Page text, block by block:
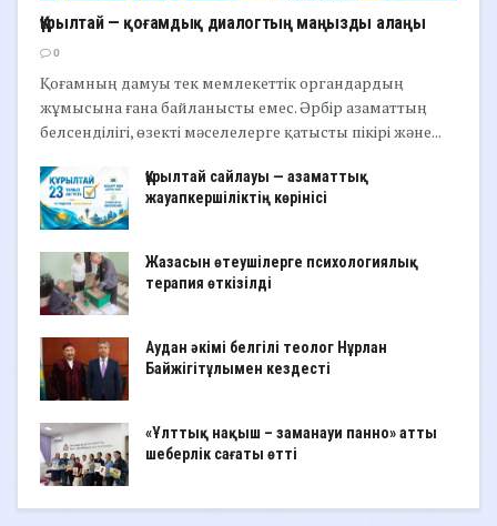
Құрылтай — қоғамдық диалогтың маңызды алаңы
0
Қоғамның дамуы тек мемлекеттік органдардың
жұмысына ғана байланысты емес. Әрбір азаматтың
белсенділігі, өзекті мәселелерге қатысты пікірі және...
Құрылтай сайлауы — азаматтық
жауапкершіліктің көрінісі
Жазасын өтеушілерге психологиялық
терапия өткізілді
Аудан әкімі белгілі теолог Нұрлан
Байжігітұлымен кездесті
«Ұлттық нақыш – заманауи панно» атты
шеберлік сағаты өтті